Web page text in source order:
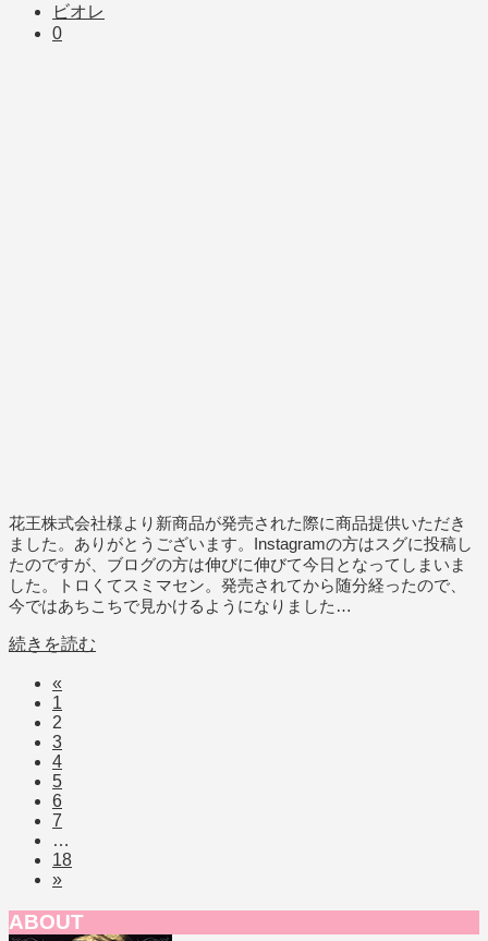
ビオレ
0
花王株式会社様より新商品が発売された際に商品提供いただき
ました。ありがとうございます。Instagramの方はスグに投稿し
たのですが、ブログの方は伸びに伸びて今日となってしまいま
した。トロくてスミマセン。発売されてから随分経ったので、
今ではあちこちで見かけるようになりました…
続きを読む
«
1
2
3
4
5
6
7
…
18
»
ABOUT